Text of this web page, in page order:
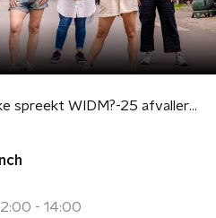
Annemieke spreekt WIDM?-25 afvaller #4
- 14:00